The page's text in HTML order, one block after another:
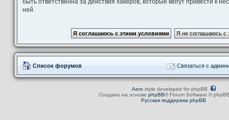
быть ответственна за действия хакеров, которые могут привести к
ней.
Список форумов Связаться с
Aerostyle developed for phpBB
Создано на основе phpBB® Forum Software ©
Русская поддержка phpBB